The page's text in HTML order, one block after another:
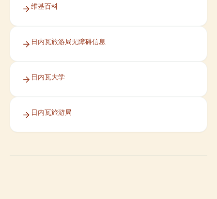
维基百科
日内瓦旅游局无障碍信息
日内瓦大学
日内瓦旅游局